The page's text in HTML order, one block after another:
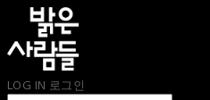
LOG IN 로그인